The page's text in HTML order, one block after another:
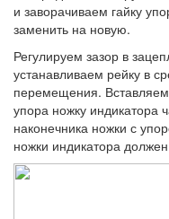
и заворачиваем гайку
заменить на новую.
Регулируем зазор в
устанавливаем рейку в
перемещения. Вставляем
упора ножку индикатора
наконечника ножки с
ножки индикатора